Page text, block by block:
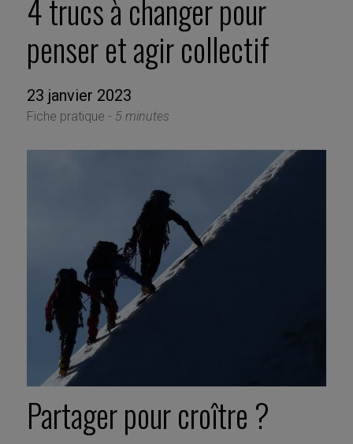
4 trucs à changer pour
penser et agir collectif
23 janvier 2023
Fiche pratique - 5 minutes
Partager pour croître ?